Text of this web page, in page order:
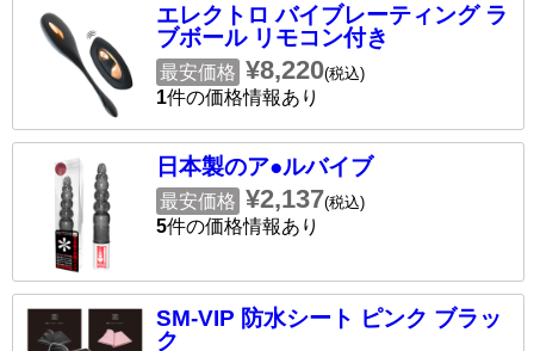
エレクトロ バイブレーティング ラ
ブボール リモコン付き
最安価格 ¥8,220(税込)
1件の価格情報あり
日本製のア●ルバイブ
最安価格 ¥2,137(税込)
5件の価格情報あり
SM-VIP 防水シート ピンク ブラッ
ク